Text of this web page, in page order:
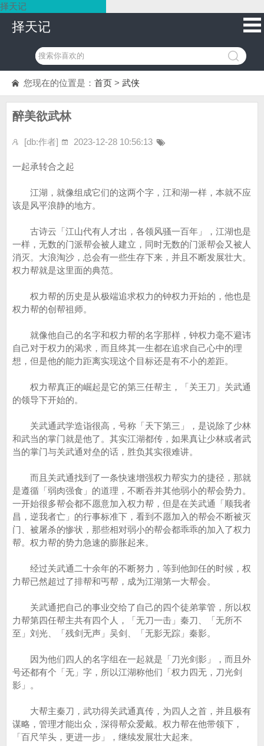
择天记
择天记
您现在的位置是： 首页 > 武侠
醉美欲武林
[db:作者] 2023-12-28 10:56:13
一起承转合之起
江湖，就像组成它们的这两个字，江和湖一样，本就不应
该是风平浪静的地方。
古诗云「江山代有人才出，各领风骚一百年」，江湖也是
一样，无数的门派帮会被人建立，同时无数的门派帮会又被人
消灭。大浪淘沙，总会有一些生存下来，并且不断发展壮大。
权力帮就是这里面的典范。
权力帮的历史是从极端追求权力的钟权力开始的，他也是
权力帮的创帮祖师。
就像他自己的名字和权力帮的名字那样，钟权力毫不避讳
自己对于权力的渴求，而且终其一生都在追求自己心中的理
想，但是他的能力距离实现这个目标还是有不小的差距。
权力帮真正的崛起是它的第三任帮主，「关王刀」关武通
的领导下开始的。
关武通武学造诣很高，号称「天下第三」，是说除了少林
和武当的掌门就是他了。其实江湖都传，如果真让少林或者武
当的掌门与关武通对垒的话，胜负其实很难讲。
而且关武通找到了一条快速增强权力帮实力的捷径，那就
是遵循「弱肉强食」的道理，不断吞并其他弱小的帮会势力。
一开始很多帮会都不愿意加入权力帮，但是在关武通「顺我者
昌，逆我者亡」的行事标准下，看到不愿加入的帮会不断被灭
门、被屠杀的惨状，那些相对弱小的帮会都乖乖的加入了权力
帮。权力帮的势力急速的膨胀起来。
经过关武通二十余年的不断努力，等到他卸任的时候，权
力帮已然超过了排帮和丐帮，成为江湖第一大帮会。
关武通把自己的事业交给了自己的四个徒弟掌管，所以权
力帮第四任帮主共有四个人，「无刀一击」秦刀、「无所不
至」刘光、「残剑无声」吴剑、「无影无踪」秦影。
因为他们四人的名字组在一起就是「刀光剑影」，而且外
号还都有个「无」字，所以江湖称他们「权力四无，刀光剑
影」。
大帮主秦刀，武功得关武通真传，为四人之首，并且极有
谋略，管理才能出众，深得帮众爱戴。权力帮在他带领下，
「百尺竿头，更进一步」，继续发展壮大起来。